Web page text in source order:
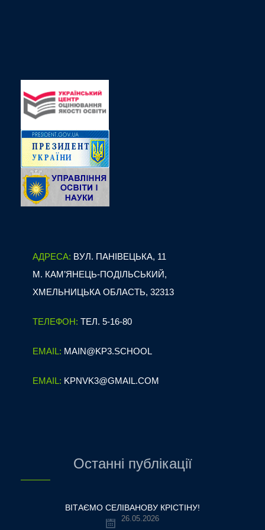
АДРЕСА: ВУЛ. ПАНІВЕЦЬКА, 11
М. КАМ’ЯНЕЦЬ-ПОДІЛЬСЬКИЙ,
ХМЕЛЬНИЦЬКА ОБЛАСТЬ, 32313
ТЕЛЕФОН: ТЕЛ. 5-16-80
EMAIL: MAIN@KP3.SCHOOL
EMAIL: KPNVK3@GMAIL.COM
Останні публікації
ВІТАЄМО СЕЛІВАНОВУ КРІСТІНУ!
26.05.2026